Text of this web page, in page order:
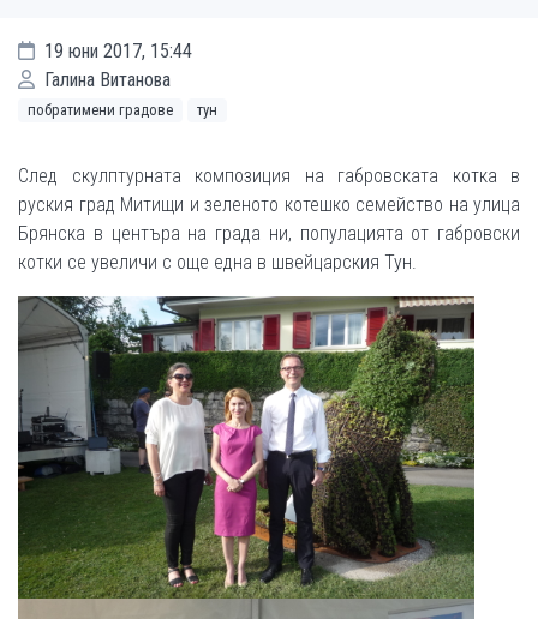
19 юни 2017, 15:44
Галина Витанова
побратимени градове тун
След скулптурната композиция на габровската котка в
руския град Митищи и зеленото котешко семейство на улица
Брянска в центъра на града ни, популацията от габровски
котки се увеличи с още една в швейцарския Тун.